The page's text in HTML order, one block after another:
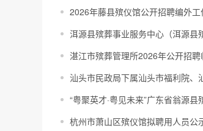
2026年藤县殡仪馆公开招聘编外
洱源县殡葬事业服务中心（洱源
湛江市殡葬管理所2026年公开招
汕头市民政局下属汕头市福利院
“粤聚英才·粤见未来”广东省翁源
杭州市萧山区殡仪馆拟聘用人员公